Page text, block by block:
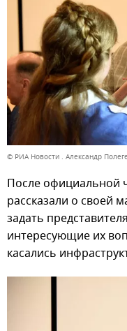
© РИА Новости . Александр
После официальной
рассказали о своей
задать
интересующие их
касались